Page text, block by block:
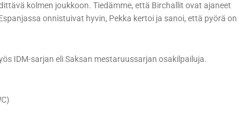
kolmen joukkoon. Tiedämme, että Birchallit ovat ajaneet
onnistuivat hyvin, Pekka kertoi ja sanoi, että pyörä on
IDM-sarjan eli Saksan mestaruussarjan osakilpailuja.